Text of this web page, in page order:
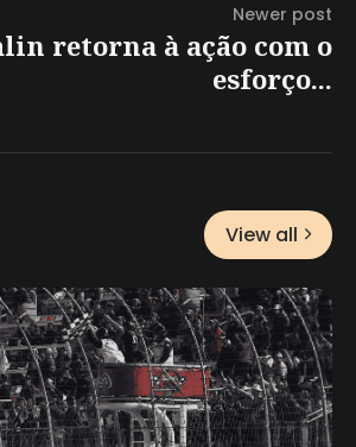
Newer post
retorna à ação com o
esforço...
View all